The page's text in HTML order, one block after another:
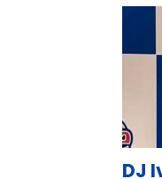
DJ